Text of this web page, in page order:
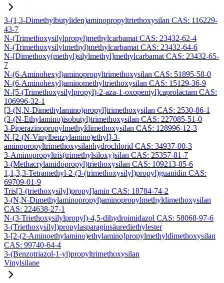
3-(1,3-Dimethylbutyliden)aminopropyltriethoxysilan CAS: 116229-
43-7
N-(Trimethoxysilylpropyl)methylcarbamat CAS: 23432-62-4
N-(Trimethoxysilylmethyl)methylcarbamat CAS: 23432-64-6
N-[Dimethoxy(methyl)silylmethyl]methylcarbamat CAS: 23432-65-
7
N-(6-Aminohexyl)aminopropyltrimethoxysilan CAS: 51895-58-0
N-(6-Aminohexyl)aminomethyltriethoxysilan CAS: 15129-36-9
N-[5-(Trimethoxysilylpropyl)-2-aza-1-oxopentyl]caprolactam CAS:
106996-32-1
[3-(N,N-Dimethylamino)propyl]trimethoxysilan CAS: 2530-86-1
(3-(N-Ethylamino)isobutyl)trimethoxysilan CAS: 227085-51-0
3-Piperazinopropylmethyldimethoxysilan CAS: 128996-12-3
N-[2-(N-Vinylbenzylamino)ethyl]-3-
aminopropyltrimethoxysilanhydrochlorid CAS: 34937-00-3
3-Aminopropyltris(trimethylsiloxy)silan CAS: 25357-81-7
3-(Methacrylamidopropyl)triethoxysilan CAS: 109213-85-6
1,1,3,3-Tetramethyl-2-(3-(trimethoxysilyl)propyl)guanidin CAS:
69709-01-9
Tris[3-(triethoxysilyl)propyl]amin CAS: 18784-74-2
3-(N,N-Dimethylaminopropyl)aminopropylmethyldimethoxysilan
CAS: 224638-27-1
N-(3-Triethoxysilylpropyl)-4,5-dihydroimidazol CAS: 58068-97-6
3-(Triethoxysilyl)propylasparaginsäurediethylester
3-[2-(2-Aminoethylamino)ethylamino]propylmethyldimethoxysilan
CAS: 99740-64-4
3-(Benzotriazol-1-yl)propyltrimethoxysilan
Vinylsilane